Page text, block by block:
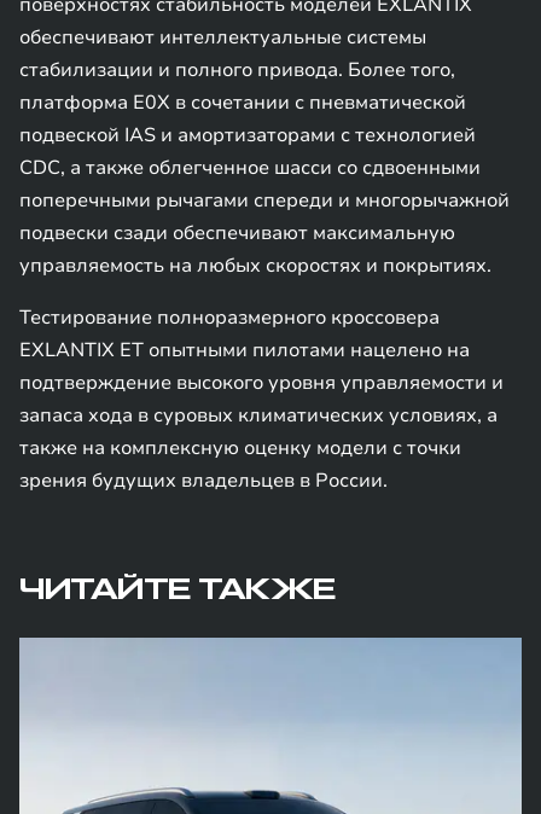
обеспечивают интеллектуальные системы
стабилизации и полного привода. Более того,
платформа E0X в сочетании с пневматической
подвеской IAS и амортизаторами с технологией
CDC, а также облегченное шасси со сдвоенными
поперечными рычагами спереди и многорычажной
подвески сзади обеспечивают максимальную
управляемость на любых скоростях и покрытиях.
Тестирование полноразмерного кроссовера
EXLANTIX ET опытными пилотами нацелено на
подтверждение высокого уровня управляемости и
запаса хода в суровых климатических условиях, а
также на комплексную оценку модели с точки
зрения будущих владельцев в России.
ЧИТАЙТЕ ТАКЖЕ